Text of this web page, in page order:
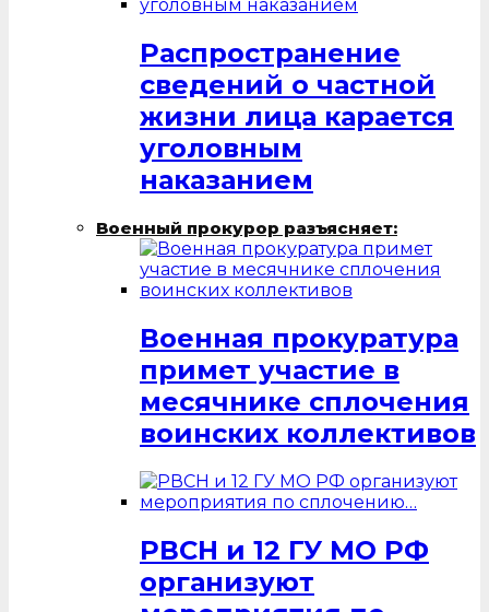
Распространение
сведений о частной
жизни лица карается
уголовным
наказанием
Военный прокурор разъясняет:
Военная прокуратура
примет участие в
месячнике сплочения
воинских коллективов
РВСН и 12 ГУ МО РФ
организуют